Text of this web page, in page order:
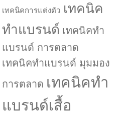
เทคนิคการแต่งตัว เทคนิค
ทำแบรนด์ เทคนิคทำ
แบรนด์ การตลาด
เทคนิคทำแบรนด์ มุมมอง
การตลาด เทคนิคทำ
แบรนด์เสื้อ